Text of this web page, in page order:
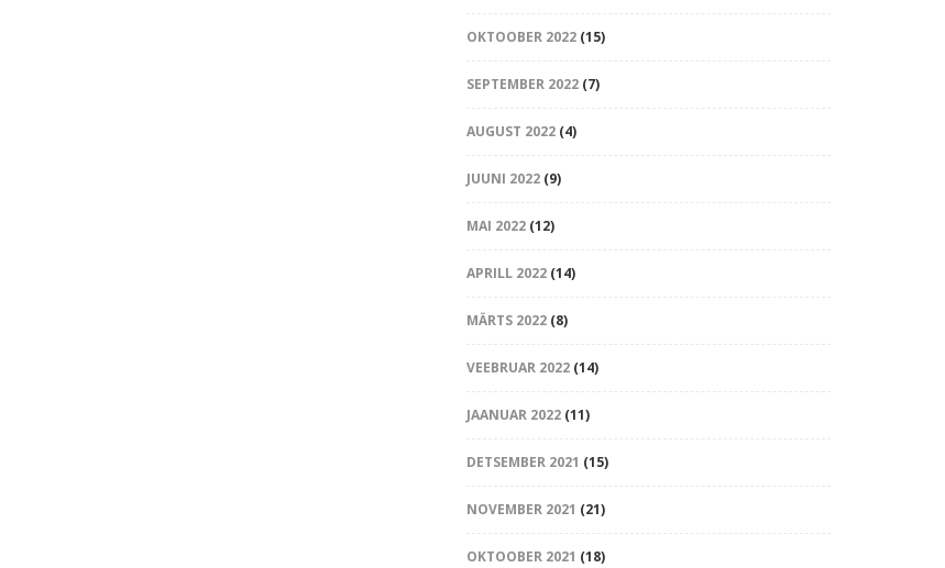
OKTOOBER 2022(15)
SEPTEMBER 2022(7)
AUGUST 2022(4)
JUUNI 2022(9)
MAI 2022(12)
APRILL 2022(14)
MÄRTS 2022(8)
VEEBRUAR 2022(14)
JAANUAR 2022(11)
DETSEMBER 2021 (15)
NOVEMBER 2021 (21)
OKTOOBER 2021 (18)